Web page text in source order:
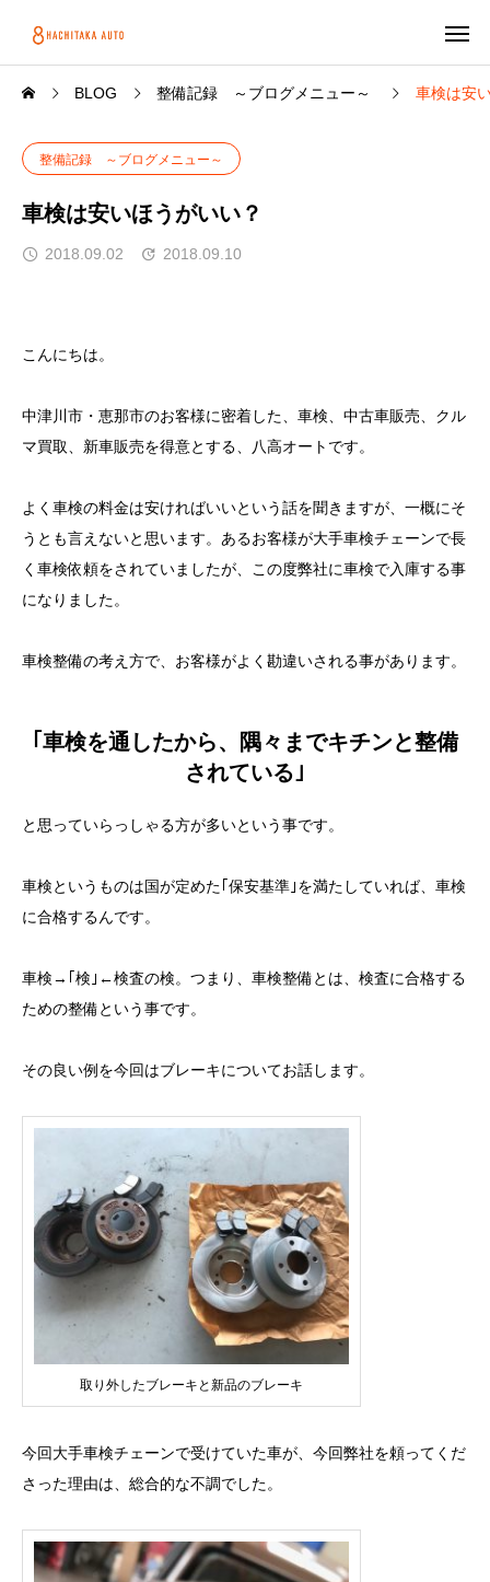
BLOG 整備記録 ～ブログメニュー～ 車検は安
整備記録 ～ブログメニュー～
車検は安いほうがいい？
2018.09.02 2018.09.10
こんにちは。
中津川市・恵那市のお客様に密着した、車検、中古車販売、クル
マ買取、新車販売を得意とする、八高オートです。
よく車検の料金は安ければいいという話を聞きますが、一概にそ
うとも言えないと思います。あるお客様が大手車検チェーンで長
く車検依頼をされていましたが、この度弊社に車検で入庫する事
になりました。
車検整備の考え方で、お客様がよく勘違いされる事があります。
｢車検を通したから、隅々までキチンと整備
されている｣
と思っていらっしゃる方が多いという事です。
車検というものは国が定めた｢保安基準｣を満たしていれば、車検
に合格するんです。
車検→｢検｣←検査の検。つまり、車検整備とは、検査に合格する
ための整備という事です。
その良い例を今回はブレーキについてお話します。
取り外したブレーキと新品のブレーキ
今回大手車検チェーンで受けていた車が、今回弊社を頼ってくだ
さった理由は、総合的な不調でした。